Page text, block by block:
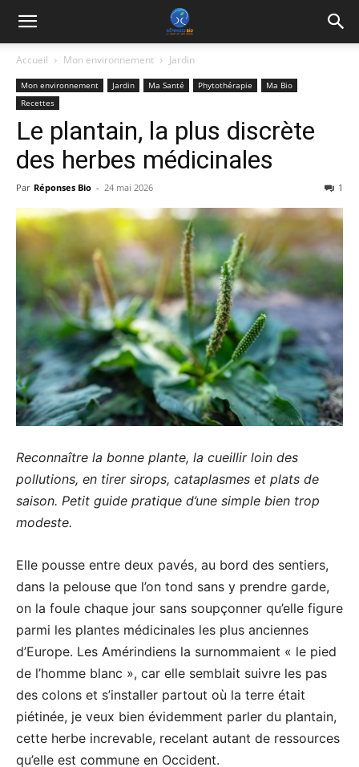
Accueil Mon environnement Jardin
Mon environnement Jardin Ma Santé Phytothérapie
Ma Bio
Recettes
Le plantain, la plus discrète
des herbes médicinales
Par Réponses Bio - 24 mai 2026 1
Reconnaître la bonne plante, la cueillir loin des
pollutions, en tirer sirops, cataplasmes et plats de
saison. Petit guide pratique d’une simple bien trop
modeste.
Elle pousse entre deux pavés, au bord des sentiers,
dans la pelouse que l’on tond sans y prendre garde,
on la foule chaque jour sans soupçonner qu’elle figure
parmi les plantes médicinales les plus anciennes
d’Europe. Les Amérindiens la surnommaient « le pied
de l’homme blanc », car elle semblait suivre les pas
des colons et s’installer partout où la terre était
piétinée, je veux bien évidemment parler du plantain,
cette herbe increvable, recelant autant de ressources
qu’elle est commune en Occident.